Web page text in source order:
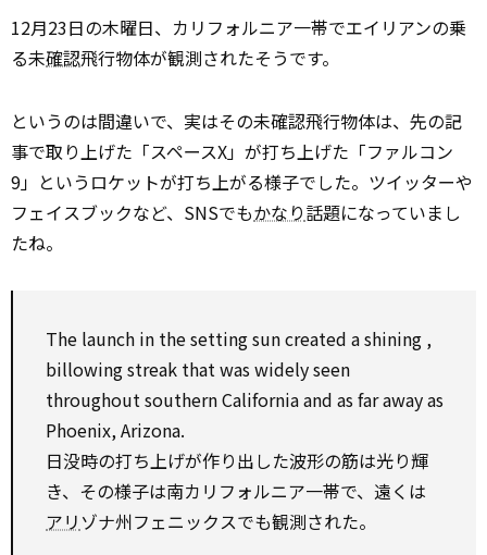
12月23日の木曜日、カリフォルニア一帯でエイリアンの乗
る未確認飛行物体が観測されたそうです。
というのは間違いで、実はその未確認飛行物体は、先の記
事で取り上げた「スペースX」が打ち上げた「ファルコン
9」というロケットが打ち上がる様子でした。ツイッターや
フェイスブックなど、SNSでもかなり話題になっていまし
たね。
The launch in the setting sun created ashining ,
billowing streak that was widely seen
throughoutsouthern California and as far awayas
Phoenix, Arizona.
日没時の打ち上げが作り出した波形の筋は光り輝
き、その様子は南カリフォルニア一帯で、遠くは
アリ ゾナ州フェニックスでも観測された。